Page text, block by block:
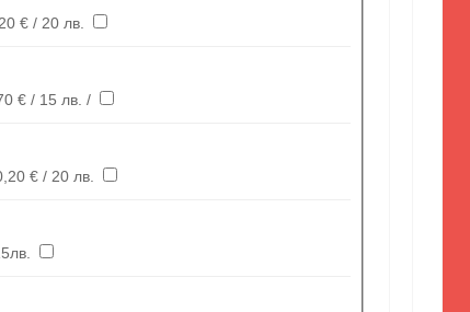
Диви дол - 10,20 € / 20 лв.
€ / 15 лв. /
Цар книга първа - 10,20 € / 20 лв.
/ 15лв.